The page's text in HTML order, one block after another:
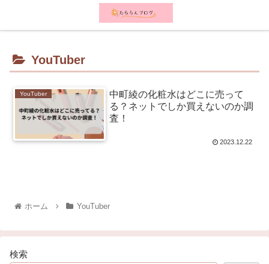
YouTuber
YouTuber
中町綾の化粧水はどこに売って
る？ネットでしか買えないのか調
査！
2023.12.22
ホーム YouTuber
検索